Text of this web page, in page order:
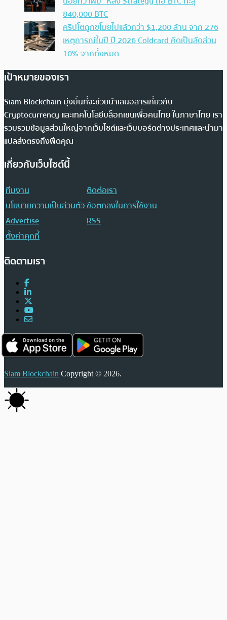
840,000 BTC
คริปโตถูกขโมยไปแล้วกว่า $1,200 ล้าน จาก 276
เหตุการณ์ในปี ปี 2026 Coldcard คิดเป็นสัดส่วน
10% จากทั้งหมด
เป้าหมายของเรา
Siam Blockchain มุ่งมั่นที่จะช่วยนำเสนอสารเกี่ยวกับ
Cryptocurrency และเทคโนโลยีบล็อกเชนเพื่อคนไทย ในภาษาไทย เรา
รวบรวมข้อมูลส่วนใหญ่จากเว็บไซต์และเว็บบอร์ดต่างประเทศและนำมา
แปลส่งตรงถึงฟีดคุณ
เกี่ยวกับเว็บไซต์นี้
ทีมงาน
ติดต่อเรา
นโยบายความเป็นส่วนตัวข้อตกลงในการใช้งาน
Advertise
RSS
ตั้งค่าคุกกี้
ติดตามเรา
Siam Blockchain Copyright © 2026.